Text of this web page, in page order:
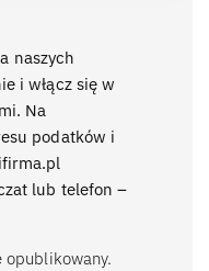
naszych
i włącz się w
Na
podatków i
lub telefon –
opublikowany.